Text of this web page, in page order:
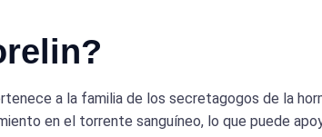
a la familia de los secretagogos de la
en el torrente sanguíneo, lo que puede